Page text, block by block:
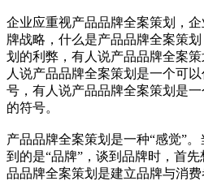
企业应重视产品品牌全案策划，
牌战略，什么是产品品牌全案策
划的利弊，有人说产品品牌全案
人说产品品牌全案策划是一个可
号，有人说产品品牌全案策划是
的符号。
产品品牌全案策划是一种“感觉”
到的是“品牌”，谈到品牌时，首先
品品牌全案策划是建立品牌与消